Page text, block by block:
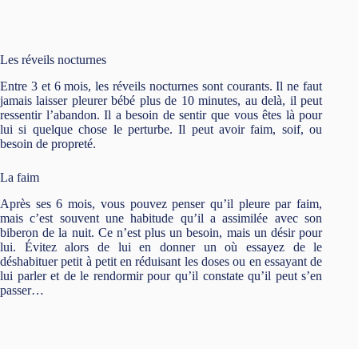
Les réveils nocturnes
Entre 3 et 6 mois, les réveils nocturnes sont courants. Il ne faut
jamais laisser pleurer bébé plus de 10 minutes, au delà, il peut
ressentir l’abandon. Il a besoin de sentir que vous êtes là pour
lui si quelque chose le perturbe. Il peut avoir faim, soif, ou
besoin de propreté.
La faim
Après ses 6 mois, vous pouvez penser qu’il pleure par faim,
mais c’est souvent une habitude qu’il a assimilée avec son
biberon de la nuit. Ce n’est plus un besoin, mais un désir pour
lui. Évitez alors de lui en donner un où essayez de le
déshabituer petit à petit en réduisant les doses ou en essayant de
lui parler et de le rendormir pour qu’il constate qu’il peut s’en
passer…